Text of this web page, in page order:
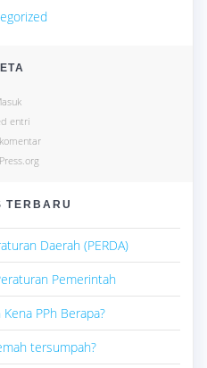
entri
TERBARU
Daerah (PERDA)
Pemerintah
PPh Berapa?
tersumpah?